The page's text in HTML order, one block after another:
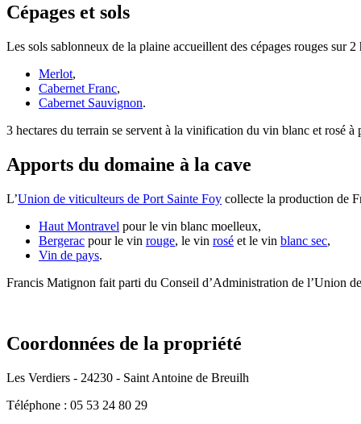
Cépages et sols
Les sols sablonneux de la plaine accueillent des cépages rouges sur 2
Merlot,
Cabernet Franc,
Cabernet Sauvignon.
3 hectares du terrain se servent à la vinification du vin blanc et rosé à
Apports du domaine à la cave
L’Union de viticulteurs de Port Sainte Foy collecte la production de
Haut Montravel pour le vin blanc moelleux,
Bergerac pour le vin rouge, le vin rosé et le vin blanc sec,
Vin de pays.
Francis Matignon fait parti du Conseil d’Administration de l’Union
Coordonnées de la propriété
Les Verdiers - 24230 - Saint Antoine de Breuilh
Téléphone : 05 53 24 80 29